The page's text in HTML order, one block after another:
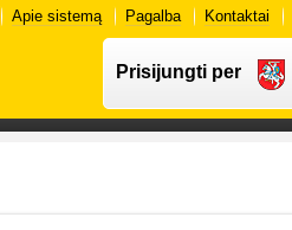
Apie sistemą Pagalba Kontaktai
Prisijungti per